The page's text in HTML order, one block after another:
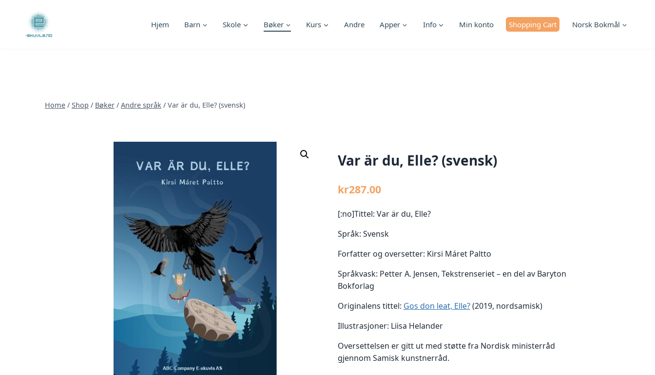
content
Hjem Barn Skole Bøker Kurs Andre Apper Info Min konto Shopping Cart Norsk Bokmål
Home / Shop / Bøker / Andre språk / Var är du, Elle? (svensk)
Var är du, Elle? (svensk)
kr287.00
[:no]Tittel: Var är du, Elle?
Språk: Svensk
Forfatter og oversetter: Kirsi Máret Paltto
Språkvask: Petter A. Jensen, Tekstrenseriet – en del av Baryton
Bokforlag
Originalens tittel: Gos don leat, Elle?(2019, nordsamisk)
Illustrasjoner: Liisa Helander
Oversettelsen er gitt ut med støtte fra Nordisk ministerråd
gjennom Samisk kunstnerråd.